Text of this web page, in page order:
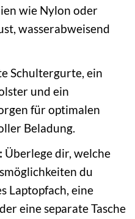
wie Nylon oder
wasserabweisend
Schultergurte, ein
und ein
für optimalen
Beladung.
Überlege dir, welche
du
Laptopfach, eine
eine separate Tasche